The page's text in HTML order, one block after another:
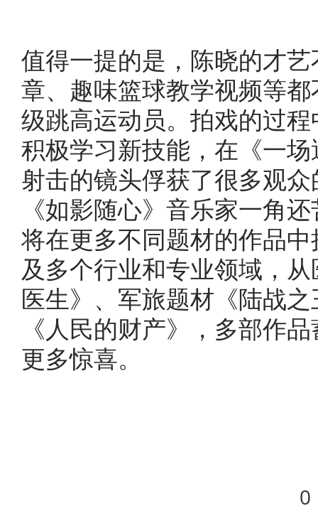
值得一提的是，陈晓的才
章、趣味篮球教学视频等
级跳高运动员。拍戏的过
积极学习新技能，在《一
射击的镜头俘获了很多观
《如影随心》音乐家一角
将在更多不同题材的作品
及多个行业和专业领域，
医生》、军旅题材《陆战
《人民的财产》，多部作
更多惊喜。
0